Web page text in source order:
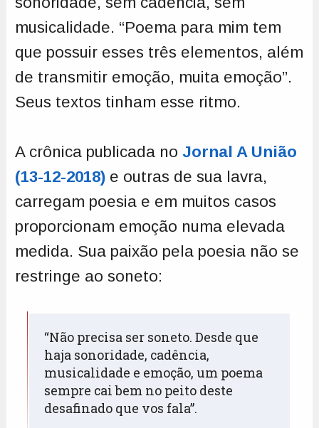
musicalidade. “Poema para mim tem
que possuir esses três elementos, além
de transmitir emoção, muita emoção”.
Seus textos tinham esse ritmo.
A crônica publicada no Jornal A União
(13-12-2018)e outras de sua lavra,
carregam poesia e em muitos casos
proporcionam emoção numa elevada
medida. Sua paixão pela poesia não se
restringe ao soneto:
“Não precisa ser soneto. Desde que
haja sonoridade, cadência,
musicalidade e emoção, um poema
sempre cai bem no peito deste
desafinado que vos fala”.